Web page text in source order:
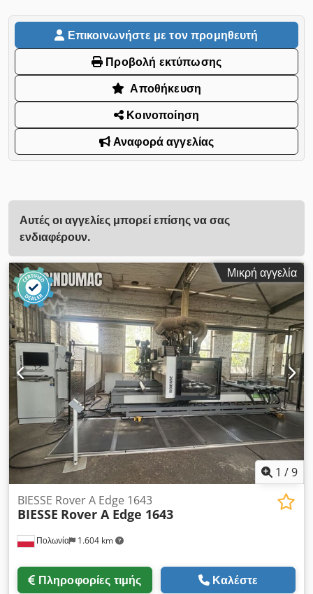
Επικοινωνήστε με τον προμηθευτή
Προβολή εκτύπωσης
Αποθήκευση
Κοινοποίηση
Αναφορά αγγελίας
Αυτές οι αγγελίες μπορεί επίσης να σας
ενδιαφέρουν.
Μικρή αγγελία
1 /9
Πολωνία 1.604 km
BIESSE Rover A Edge 1643
BIESSE Rover A Edge 1643
Πληροφορίες τιμής Καλέστε